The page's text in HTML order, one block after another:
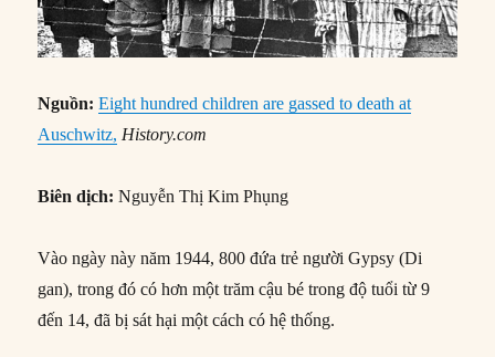
Nguồn: Eight hundred children are gassed to death at
Auschwitz, History.com
Biên dịch: Nguyễn Thị Kim Phụng
Vào ngày này năm 1944, 800 đứa trẻ người Gypsy (Di
gan), trong đó có hơn một trăm cậu bé trong độ tuổi từ 9
đến 14, đã bị sát hại một cách có hệ thống.